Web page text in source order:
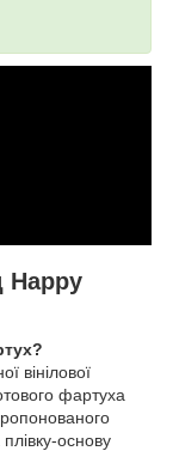
Happy
вінілової
фартуха
основу